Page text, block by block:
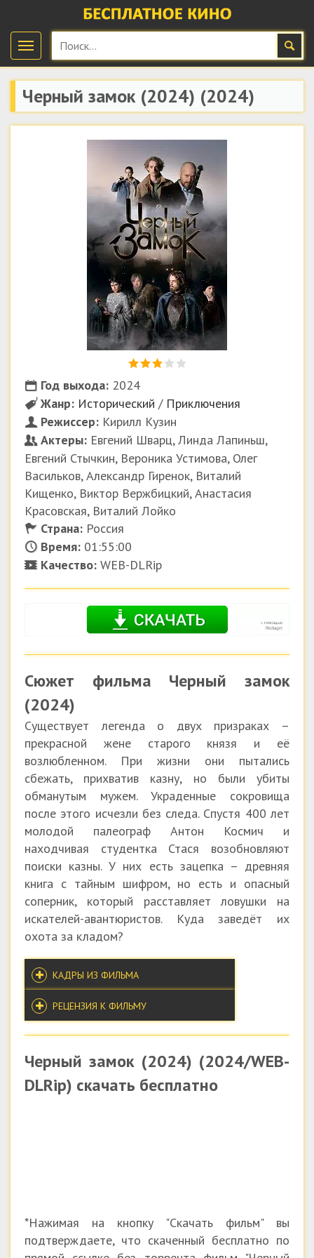
Черный замок (2024) (2024)
скачать бесплатно
Год выхода: 2024
Жанр: Исторический / Приключения
Режиссер: Кирилл Кузин
Актеры: Евгений Шварц, Линда Лапиньш,
Евгений Стычкин, Вероника Устимова, Олег
Васильков, Александр Гиренок, Виталий
Кищенко, Виктор Вержбицкий, Анастасия
Красовская, Виталий Лойко
Страна: Россия
Время: 01:55:00
Качество: WEB-DLRip
Сюжет фильма Черный замок
(2024)
Существует легенда о двух призраках –
прекрасной жене старого князя и её
возлюбленном. При жизни они пытались
сбежать, прихватив казну, но были убиты
обманутым мужем. Украденные сокровища
после этого исчезли без следа. Спустя 400 лет
молодой палеограф Антон Космич и
находчивая студентка Стася возобновляют
поиски казны. У них есть зацепка – древняя
книга с тайным шифром, но есть и опасный
соперник, который расставляет ловушки на
искателей-авантюристов. Куда заведёт их
охота за кладом?
КАДРЫ ИЗ ФИЛЬМА
РЕЦЕНЗИЯ К ФИЛЬМУ
Черный замок (2024) (2024/WEB-
DLRip) скачать бесплатно
*Нажимая на кнопку "Скачать фильм" вы
подтверждаете, что скаченный бесплатно по